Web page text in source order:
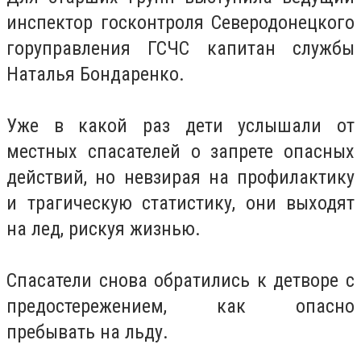
инспектор госконтроля Северодонецкого
горуправления ГСЧС капитан службы
Наталья Бондаренко.
Уже в какой раз дети услышали от
местных спасателей о запрете опасных
действий, но невзирая на профилактику
и трагическую статистику, они выходят
на лед, рискуя жизнью.
Спасатели снова обратились к детворе с
предостережением, как опасно
пребывать на льду.